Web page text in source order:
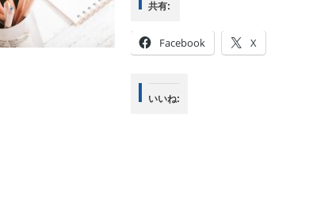
共有:
Facebook X
いいね: